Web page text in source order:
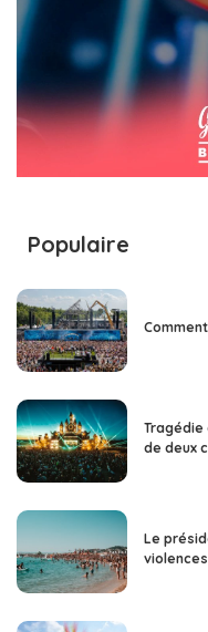
Populaire
Tragédie
de deux
Le